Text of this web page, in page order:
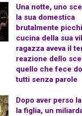
Una notte, uno
la sua domestica
brutalmente
cucina della sua
ragazza aveva il
reazione dello
quello che fece
tutti senza parole
Dopo aver perso
la figlia, un